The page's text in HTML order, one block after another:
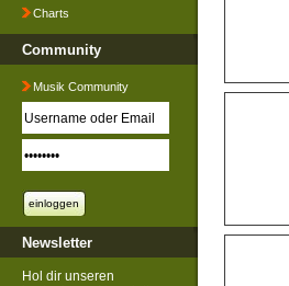
Charts
Community
Musik Community
Newsletter
Hol dir unseren